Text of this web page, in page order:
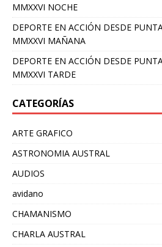
MMXXVI NOCHE
DEPORTE EN ACCIÓN DESDE
MMXXVI MAÑANA
DEPORTE EN ACCIÓN DESDE
MMXXVI TARDE
CATEGORÍAS
ARTE GRAFICO
ASTRONOMIA AUSTRAL
AUDIOS
avidano
CHAMANISMO
CHARLA AUSTRAL